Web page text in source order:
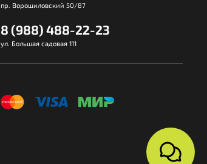
пр. Ворошиловский 50/87
8 (988) 488-22-23
ул. Большая садовая 111